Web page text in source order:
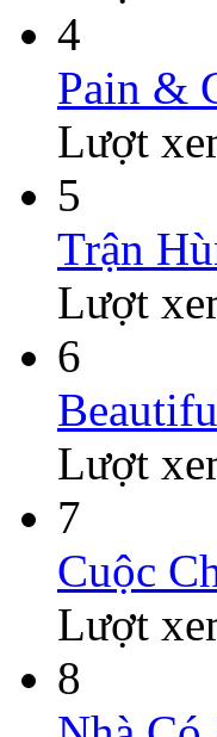
4
Pain &
Lượt
5
Trận
Lượt
6
Lượt
7
Cuộc
Lượt
8